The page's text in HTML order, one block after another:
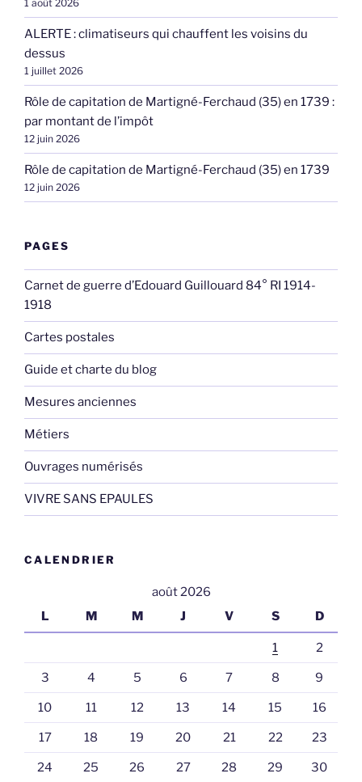
1 août 2026
ALERTE : climatiseurs qui chauffent les voisins du
dessus
1 juillet 2026
Rôle de capitation de Martigné-Ferchaud (35) en 1739 :
par montant de l’impôt
12 juin 2026
Rôle de capitation de Martigné-Ferchaud (35) en 1739
12 juin 2026
PAGES
Carnet de guerre d’Edouard Guillouard 84° RI 1914-
1918
Cartes postales
Guide et charte du blog
Mesures anciennes
Métiers
Ouvrages numérisés
VIVRE SANS EPAULES
CALENDRIER
août 2026
L
M M J V S D
1 2
3 4 5 6 7 8 9
10 11 12 13 14 15 16
17 18 19 20 21 22 23
24 25 26 27 28 29 30